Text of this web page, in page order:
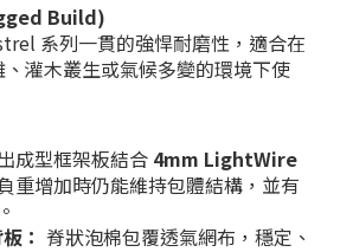
Build)
系列一貫的強悍耐磨性，適合在
灌木叢生或氣候多變的環境下使
成型框架板結合 4mm LightWire
重增加時仍能維持包體結構，並有
： 脊狀泡棉包覆透氣網布，穩定、